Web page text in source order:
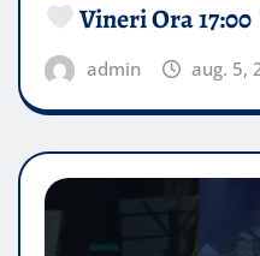
Vineri Ora 17:00
admin aug. 5,